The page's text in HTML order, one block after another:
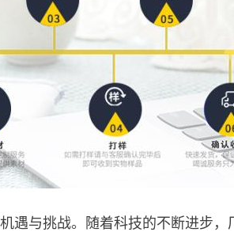
遇与挑战。随着科技的不断进步，